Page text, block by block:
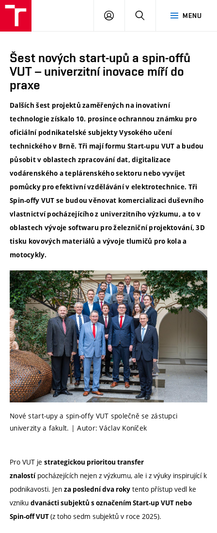
MENU
PŘIHLÁSIT
Šest nových start-upů a spin-offů
VUT – univerzitní inovace míří do
praxe
Dalších šest projektů zaměřených na inovativní
technologie získalo 10. prosince ochrannou známku pro
oficiální podnikatelské subjekty Vysokého učení
technického v Brně. Tři mají formu Start-upu VUT a budou
působit v oblastech zpracování dat, digitalizace
vodárenského a teplárenského sektoru nebo vyvíjet
pomůcky pro efektivní vzdělávání v elektrotechnice. Tři
Spin-offy VUT se budou věnovat komercializaci duševního
vlastnictví pocházejícího z univerzitního výzkumu, a to v
oblastech vývoje softwaru pro železniční projektování, 3D
tisku kovových materiálů a vývoje tlumičů pro kola a
motocykly.
Nové start-upy a spin-offy VUT společně se zástupci
univerzity a fakult. | Autor: Václav Koníček
Pro VUT je strategickou prioritou transfer
znalostípocházejících nejen z výzkumu, ale i z výuky inspirující k
podnikavosti. Jen za poslední dva roky tento přístup vedl ke
vzniku dvanácti subjektů s označením Start-up VUT nebo
Spin-off VUT(z toho sedm subjektů v roce 2025).